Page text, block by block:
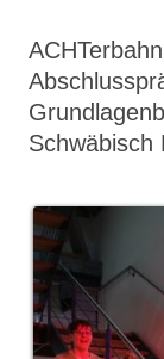
Schwäbisch